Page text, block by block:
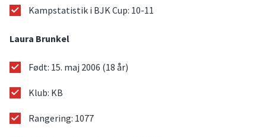
Kampstatistik i BJK Cup: 10-11
Laura Brunkel
Født: 15. maj 2006 (18 år)
Klub: KB
Rangering: 1077